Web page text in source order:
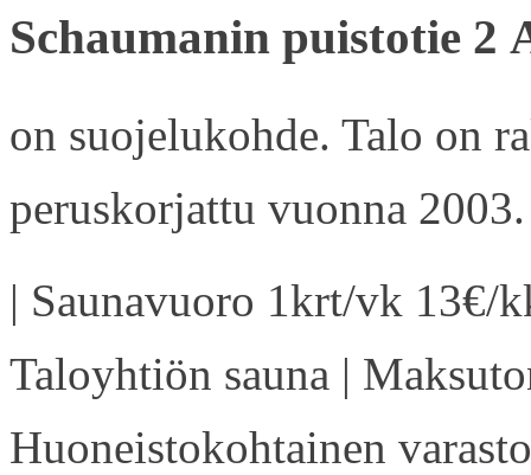
Schaumanin puistotie 2
on suojelukohde. Talo on
peruskorjattu vuonna 2003.
| Saunavuoro 1krt/vk 13€/
Taloyhtiön sauna |
Huoneistokohtainen